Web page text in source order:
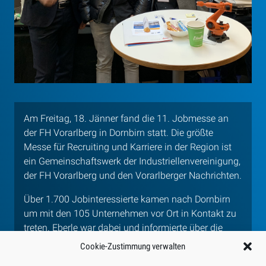
Cookie-Zustimmung verwalten
Am Freitag, 18. Jänner fand die 11. Jobmesse an
der FH Vorarlberg in Dornbirn statt. Die größte
Messe für Recruiting und Karriere in der Region ist
ein Gemeinschaftswerk der Industriellenvereinigung,
der FH Vorarlberg und den Vorarlberger Nachrichten.
Über 1.700 Jobinteressierte kamen nach Dornbirn
um mit den 105 Unternehmen vor Ort in Kontakt zu
treten. Eberle war dabei und informierte über die
Projektausschreibungen, attraktiven